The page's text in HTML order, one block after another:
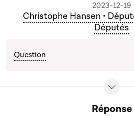
2023-12-19
Christophe Hansen •
Députés
Question
Réponse